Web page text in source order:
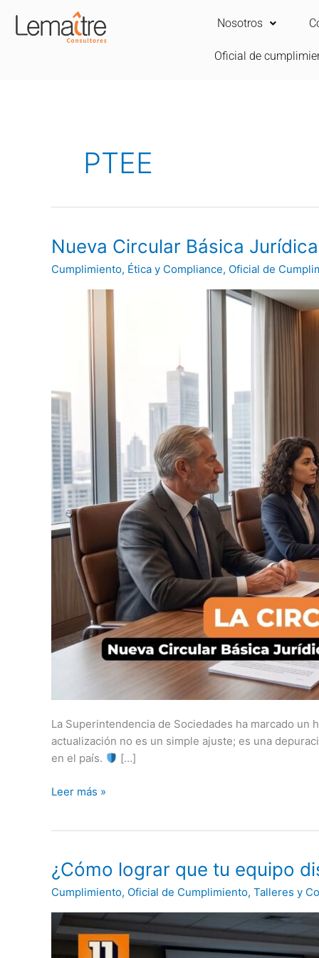
Nosotros
Oficial de
PTEE
Nueva Circular Básica
Cumplimiento, Ética y Compliance, Oficial de
La Superintendencia de Sociedades ha marcado
actualización no es un simple ajuste; es una
en el país.
[…]
Nueva
Básica
Jurídica
2
de
julio
de
2026)
Leer más »
¿Cómo lograr que tu equipo
Cumplimiento, Oficial de Cumplimiento, Talleres y
¿Cómo
lograr
que
tu
equipo
disfrute